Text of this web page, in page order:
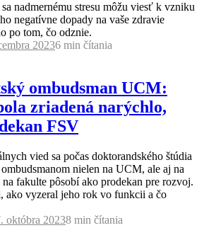
nadmernému stresu môžu viesť k vzniku
negatívne dopady na vaše zdravie
po tom, čo odznie.
20236 min čítania
ombudsman UCM:
zriadená narýchlo,
FSV
vied sa počas doktorandského štúdia
nielen na UCM, ale aj na
fakulte pôsobí ako prodekan pre rozvoj.
ako vyzeral jeho rok vo funkcii a čo
októbra 20238 min čítania